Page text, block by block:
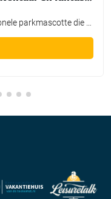
We kennen het allemaal wel: de traditionele parkmascotte die plichtsgetrouw een rondje loopt, high-fives uitdeelt en poseert voor de foto. Leuk voor het fotoboek, maar is het in de huidige recreatiemarkt nog genoeg? TopParken laat met de lancering van hun nieuwe karakter ‘Tobi’ zien dat een mascotte allang geen los marketingtooltje meer is. Het is […]